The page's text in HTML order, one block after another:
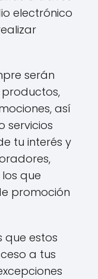
electrónico
serán
así
servicios
tu interés y
que
promoción
que estos
a tus